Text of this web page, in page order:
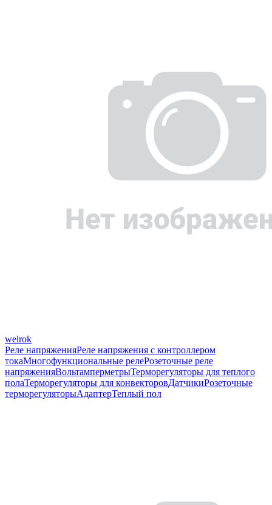
welrok
Реле напряженияРеле напряжения с контроллером
токаМногофункциональные релеРозеточные реле
напряженияВольтамперметрыТерморегуляторы для теплого
полаТерморегуляторы для конвекторовДатчикиРозеточные
терморегуляторыАдаптерТеплый пол